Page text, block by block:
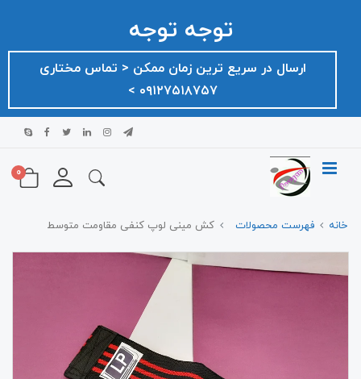
توجه توجه
ارسال در سریع ترین زمان ممکن ‌< تماس مختاری
۰۹۱۲۷۵۱۸۷۵۷ >
0
خانه فهرست محصولات کش مینی لوپ کنفی مقاومت متوسط